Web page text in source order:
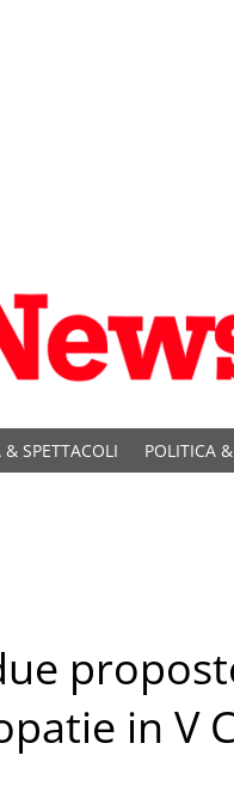
& SPETTACOLI POLITICA
in V